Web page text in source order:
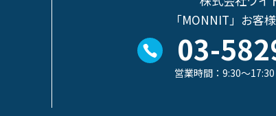
「MONNIT」お客
03-
営業時間：9:30～17:30